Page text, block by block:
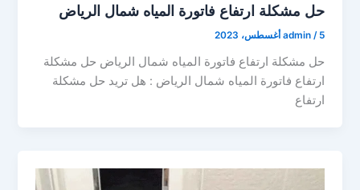
حل مشكلة ارتفاع فاتورة المياه شمال الرياض
admin / 5 أغسطس، 2023
حل مشكلة ارتفاع فاتورة المياه شمال الرياض حل مشكلة
ارتفاع فاتورة المياه شمال الرياض : هل تريد حل مشكلة
ارتفاع